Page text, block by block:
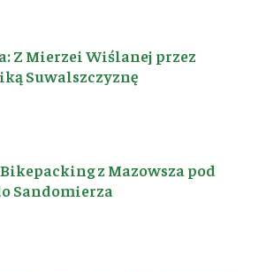
Z Mierzei Wiślanej przez
Suwalszczyznę
z Mazowsza pod
Sandomierza